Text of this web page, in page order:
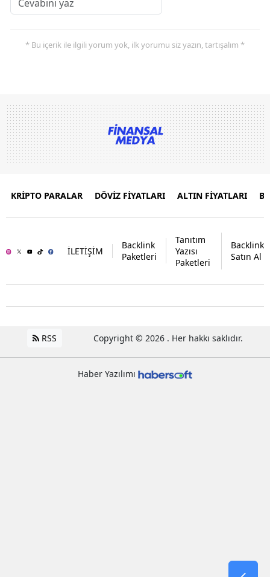
* Bu içerik ile ilgili yorum yok, ilk yorumu siz yazın, tartışalım *
KRİPTO PARALAR DÖVİZ FİYATLARI ALTIN FİYATLARI
İLETİŞİM
Backlink
Paketleri
Tanıtım
Yazısı
Paketleri
Backlink
Satın Al
RSS Copyright © 2026 . Her hakkı saklıdır.
Haber Yazılımı